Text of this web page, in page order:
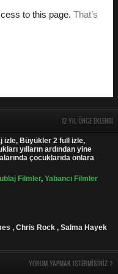
12 YIL ÖNCE EKLENDI
izle, Büyükler 2 full izle,
yılların ardından yine
çocuklarıda onlara
Filmler, Yabancı Filmler
, Chris Rock , Salma Hayek
YORUM YAPMAK ISTERMISINIZ ?